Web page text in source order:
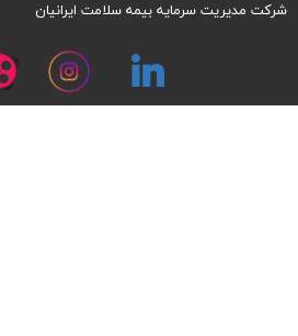
شرکت مدیریت سرمایه بیمه سلامت ایرانیان